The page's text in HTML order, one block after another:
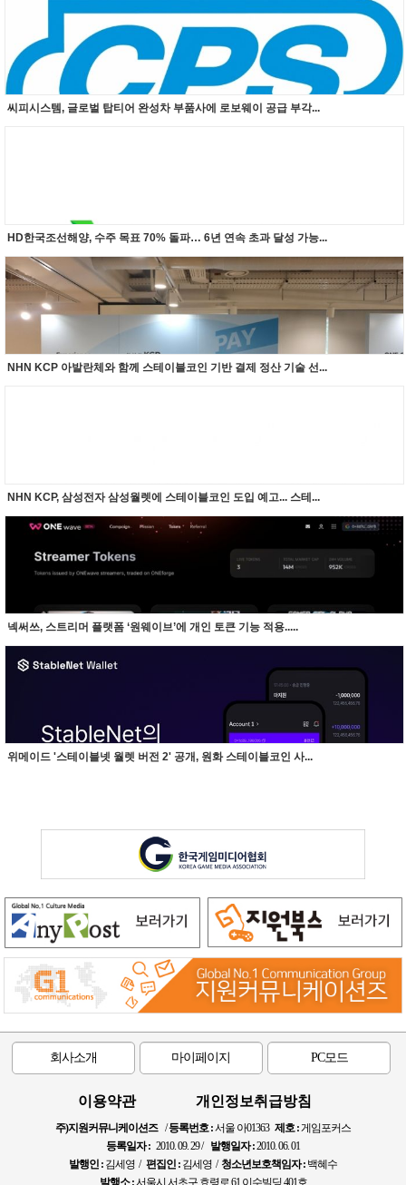
씨피시스템, 글로벌 탑티어 완성차 부품사에 로보웨이 공급 부각...
HD한국조선해양, 수주 목표 70% 돌파… 6년 연속 초과 달성 가능...
NHN KCP 아발란체와 함께 스테이블코인 기반 결제 정산 기술 선...
NHN KCP, 삼성전자 삼성월렛에 스테이블코인 도입 예고... 스테...
넥써쓰, 스트리머 플랫폼 ‘원웨이브’에 개인 토큰 기능 적용.....
위메이드 '스테이블넷 월렛 버전 2' 공개, 원화 스테이블코인 사...
회사소개 마이페이지 PC모드
이용약관 개인정보취급방침
주)지원커뮤니케이션즈/등록번호 :서울 아01363 제호 :게임포커스
등록일자 : 2010. 09. 29 / 발행일자 :2010. 06. 01
발행인 : 김세영 / 편집인 : 김세영 /청소년보호책임자 : 백혜수